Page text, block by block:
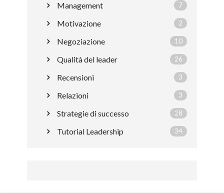
Management 7
Motivazione 2
Negoziazione 10
Qualità del leader 26
Recensioni 3
Relazioni 3
Strategie di successo 28
Tutorial Leadership 34